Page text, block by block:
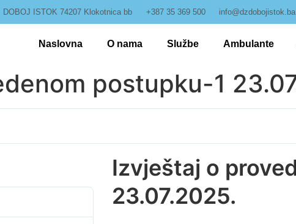
DOBOJ ISTOK 74207 Klokotnica bb +387 35 369 500 info@dzdobojistok.ba
Naslovna O nama Službe Ambulante
postupku-1
Izvještaj o
23.07.2025.